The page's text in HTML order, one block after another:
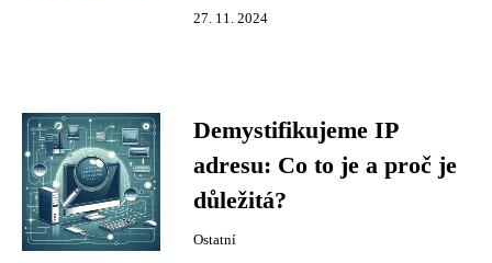
27. 11. 2024
Demystifikujeme IP
adresu: Co to je a proč je
důležitá?
Ostatní